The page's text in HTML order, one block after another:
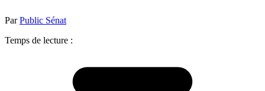
ParPublic Sénat
Temps de lecture :